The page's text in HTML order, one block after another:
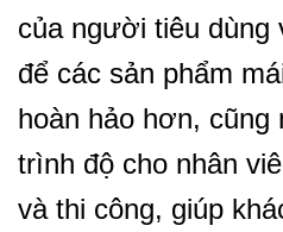
của người tiêu dùng
để các sản phẩm
hoàn hảo hơn, cũng
trình độ cho nhân
và thi công, giúp